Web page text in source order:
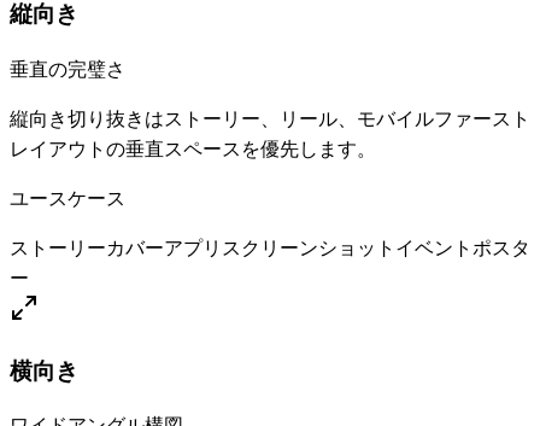
縦向き
垂直の完璧さ
縦向き切り抜きはストーリー、リール、モバイルファースト
レイアウトの垂直スペースを優先します。
ユースケース
ストーリーカバーアプリスクリーンショット イベントポスタ
ー
横向き